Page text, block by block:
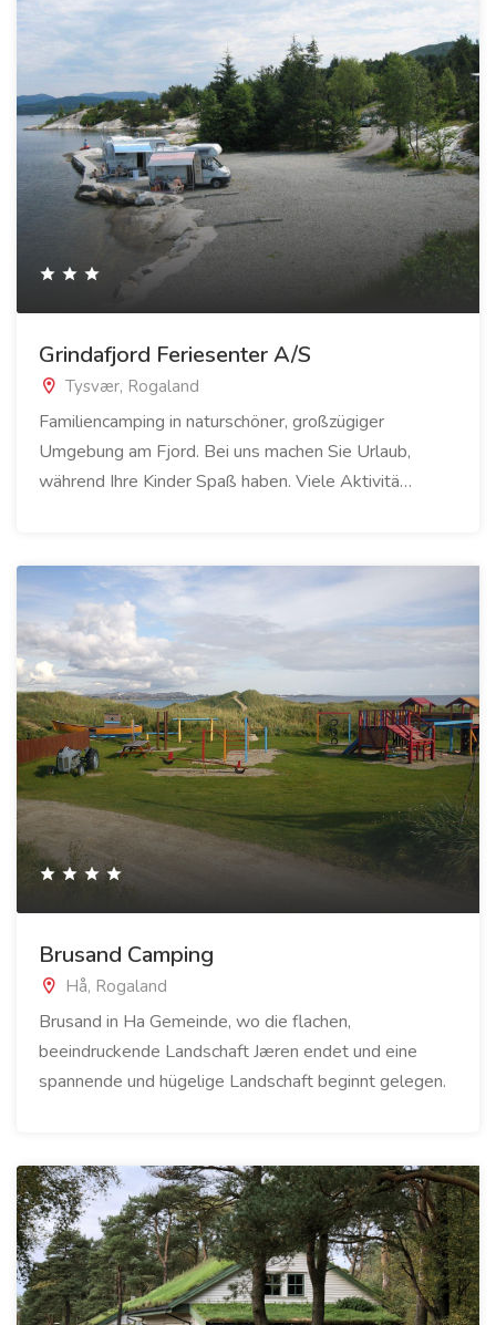
Grindafjord Feriesenter A/S
Tysvær, Rogaland
Familiencamping in naturschöner, großzügiger
Umgebung am Fjord. Bei uns machen Sie Urlaub,
während Ihre Kinder Spaß haben. Viele Aktivitä…
Brusand Camping
Hå, Rogaland
Brusand in Ha Gemeinde, wo die flachen,
beeindruckende Landschaft Jæren endet und eine
spannende und hügelige Landschaft beginnt gelegen.